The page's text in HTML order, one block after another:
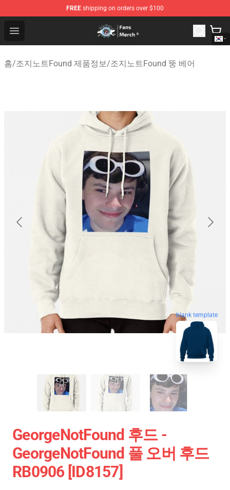
FREE shipping on orders over $100
Open menu
GeorgeNotFound Store - Official GeorgeNotFound
홈/조지노트Found 제품정보/조지노트Found 뚱 베어
blank template
GeorgeNotFound 후드 -
GeorgeNotFound 풀 오버 후드
RB0906 [ID8157]